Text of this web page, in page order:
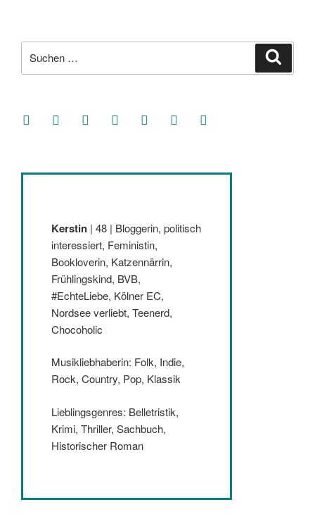
nach:
facebooksoundcloud
twitter mastodoninstagramthreads goodreads
Kerstin | 48 | Bloggerin, politisch
interessiert, Feministin,
Bookloverin, Katzennärrin,
Frühlingskind, BVB,
#EchteLiebe, Kölner EC,
Nordsee verliebt, Teenerd,
Chocoholic
Musikliebhaberin: Folk, Indie,
Rock, Country, Pop, Klassik
Lieblingsgenres: Belletristik,
Krimi, Thriller, Sachbuch,
Historischer Roman